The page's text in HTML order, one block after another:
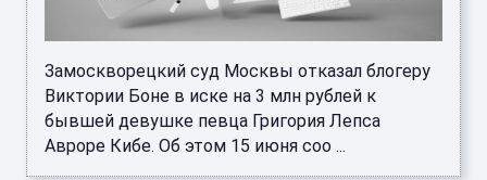
Замоскворецкий суд Москвы отказал блогеру
Виктории Боне в иске на 3 млн рублей к
бывшей девушке певца Григория Лепса
Авроре Кибе. Об этом 15 июня соо ...